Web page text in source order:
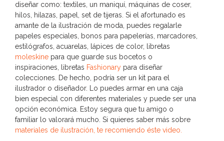
diseñar como: textiles, un maniquí, máquinas de coser,
hilos, hilazas, papel, set de tijeras. Si el afortunado es
amante de la ilustración de moda, puedes regalarle
papeles especiales, bonos para papelerías, marcadores,
estilógrafos, acuarelas, lápices de color, libretas
moleskine para que guarde sus bocetos o
inspiraciones, libretas Fashionary para diseñar
colecciones. De hecho, podría ser un kit para el
ilustrador o diseñador. Lo puedes armar en una caja
bien especial con diferentes materiales y puede ser una
opción económica. Estoy segura que tu amigo o
familiar lo valorará mucho. Si quieres saber más sobre
materiales de ilustración, te recomiendo éste video.